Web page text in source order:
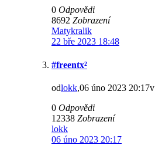
0 Odpovědi
8692 Zobrazení
Matykralik
22 bře 2023 18:48
#freentx²
odlokk,06 úno 2023 20:17v
0 Odpovědi
12338 Zobrazení
lokk
06 úno 2023 20:17